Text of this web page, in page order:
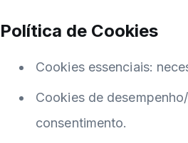
Política de Cookies
Cookies essenciais:
Cookies de
consentimento.